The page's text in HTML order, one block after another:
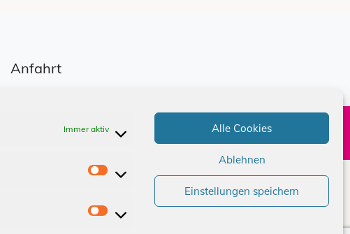
Immer aktiv
S
aM
Alle Cookies
Ablehnen
Einstellungen speichern
Anfahrt
Kontakt